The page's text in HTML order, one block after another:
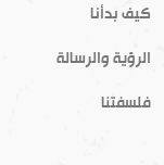
كيف بدأنا
الرؤية والرسالة
فلسفتنا